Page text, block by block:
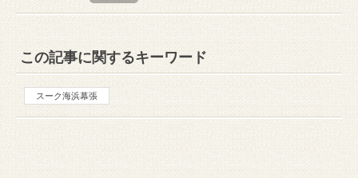
この記事に関するキーワード
スーク海浜幕張